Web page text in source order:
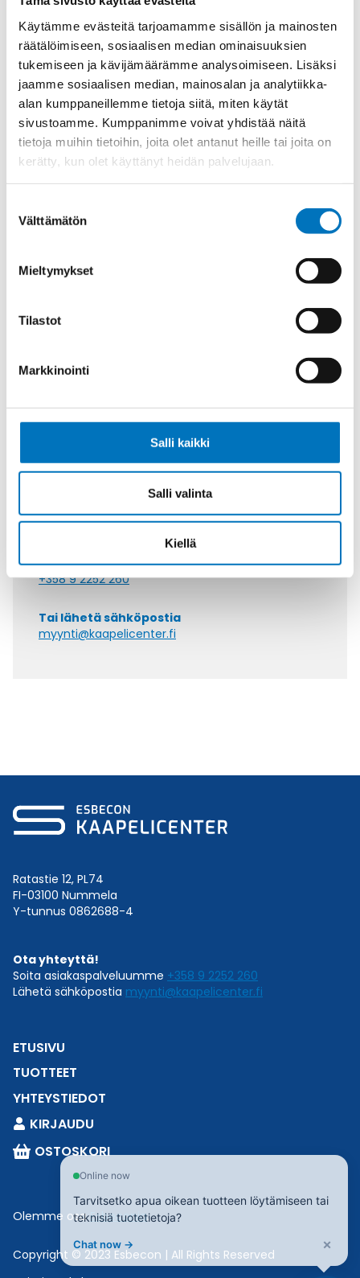
Käytämme evästeitä tarjoamamme sisällön ja mainosten
räätälöimiseen, sosiaalisen median ominaisuuksien
tukemiseen ja kävijämäärämme analysoimiseen. Lisäksi
jaamme sosiaalisen median, mainosalan ja analytiikka-
alan kumppaneillemme tietoja siitä, miten käytät
sivustoamme. Kumppanimme voivat yhdistää näitä
tietoja muihin tietoihin, joita olet antanut heille tai joita on
kerätty, kun olet käyttänyt heidän palvelujaan.
valinta
Välttämätön
Mieltymykset
Tilastot
Markkinointi
Salli kaikki
Salli valinta
Kiellä
Valmistaja
ILME S.p.A
Koko
size "57.27" insulated 830V
Käyttölämpötila
'-40 °C...+125 °C
IP-luokka
IP20 without enclosure, IP65/IP66
with enclosure
Uros/Naaras
Max. virta
16
materiaali
Hopeoitu
Myyntierä
Kysyttävää?
Anna meidän
auttaa.
Soita asiakaspalveluumme ark. 8-16
+358 9 2252 260
Tai lähetä sähköpostia
myynti@kaapelicenter.fi
Ratastie 12, PL74
FI-03100 Nummela
Y-tunnus 0862688-4
Ota yhteyttä!
Soita asiakaspalveluumme +358 9 2252 260
Lähetä sähköpostia myynti@kaapelicenter.fi
ETUSIVU
TUOTTEET
YHTEYSTIEDOT
KIRJAUDU
OSTOSKORI
Olemme osaEsbeconia.
Copyright © 2023 Esbecon | All Rights Reserved
Online now
Tarvitsetko apua oikean tuotteen löytämiseen tai
teknisiä tuotetietoja?
Chat now → ×